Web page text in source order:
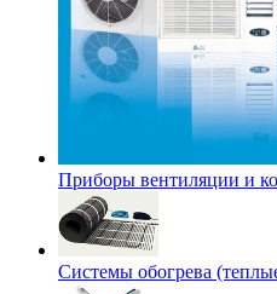
Приборы вентиляции и
Системы обогрева